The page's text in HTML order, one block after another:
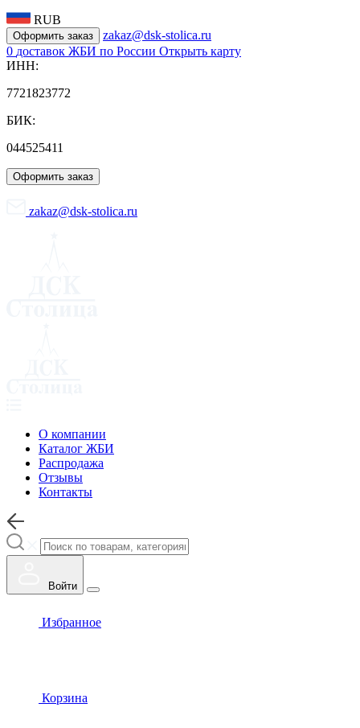
RUB
Оформить заказ
zakaz@dsk-stolica.ru
0 доставок ЖБИ по России Открыть карту
ИНН:
7721823772
БИК:
044525411
Оформить заказ
zakaz@dsk-stolica.ru
О компании
Каталог ЖБИ
Распродажа
Отзывы
Контакты
Войти
Избранное
Корзина